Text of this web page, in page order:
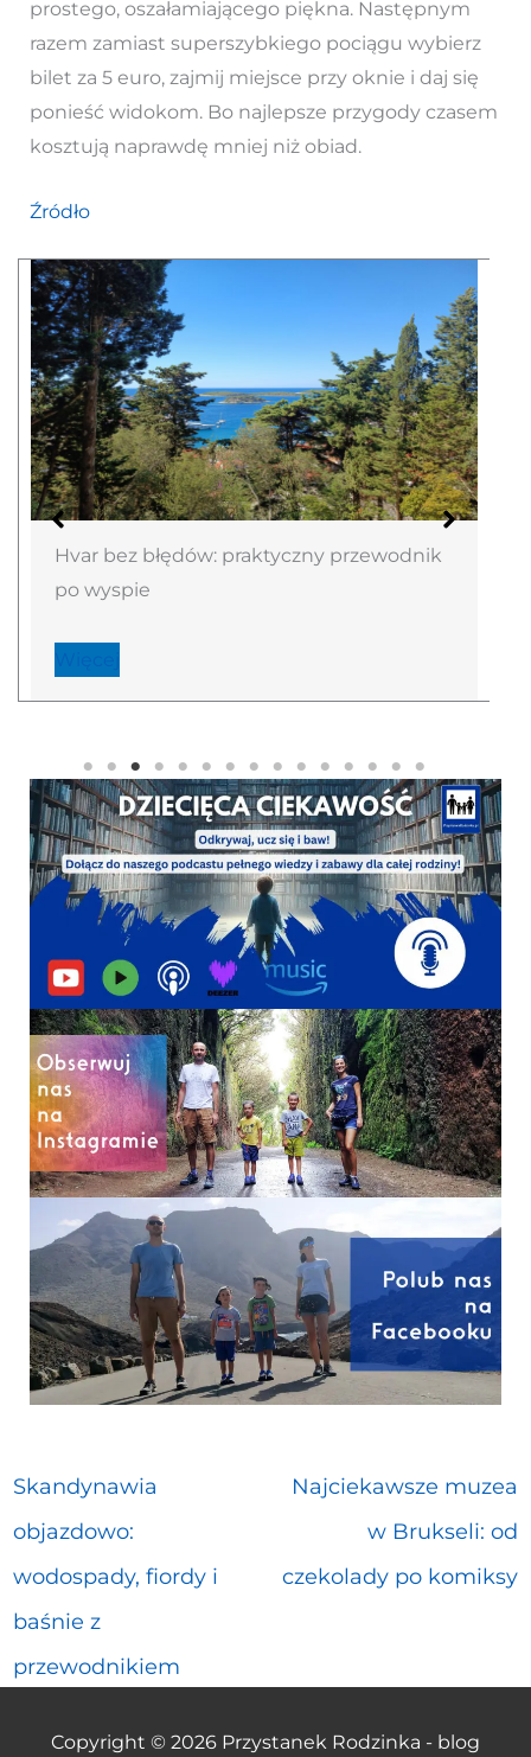
prostego, oszałamiającego piękna. Następnym
razem zamiast superszybkiego pociągu wybierz
bilet za 5 euro, zajmij miejsce przy oknie i daj się
ponieść widokom. Bo najlepsze przygody czasem
kosztują naprawdę mniej niż obiad.
Źródło
Hvar bez błędów: praktyczny przewodnik
po wyspie
Skandynawia
objazdowo:
wodospady, fiordy i
baśnie z
przewodnikiem
Najciekawsze muzea
w Brukseli: od
czekolady po komiksy
Copyright © 2026 Przystanek Rodzinka - blog